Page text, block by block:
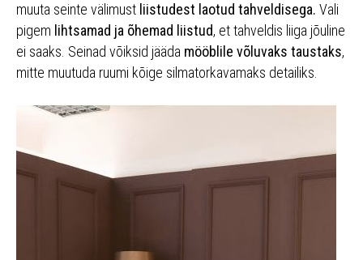
muuta seinte välimust liistudest laotud tahveldisega. Vali
pigem lihtsamad ja õhemad liistud, et tahveldis liiga jõuline
ei saaks. Seinad võiksid jääda mööblile võluvaks taustaks,
mitte muutuda ruumi kõige silmatorkavamaks detailiks.